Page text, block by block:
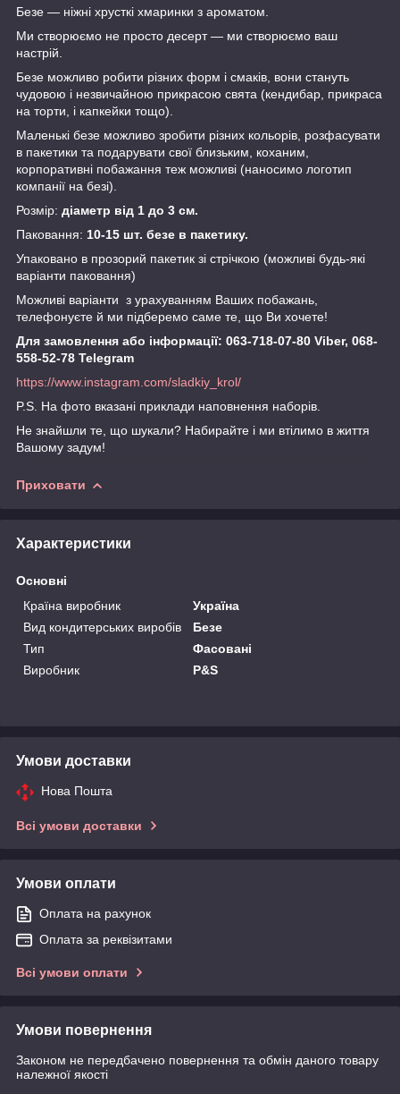
Безе — ніжні хрусткі хмаринки з ароматом.
Ми створюємо не просто десерт — ми створюємо ваш
настрій.
Безе можливо робити різних форм і смаків, вони стануть
чудовою і незвичайною прикрасою свята (кендибар, прикраса
на торти, і капкейки тощо).
Маленькі безе можливо зробити різних кольорів, розфасувати
в пакетики та подарувати свої близьким, коханим,
корпоративні побажання теж можливі (наносимо логотип
компанії на безі).
Розмір: діаметр від 1 до 3 см.
Паковання: 10-15 шт. безе в пакетику.
Упаковано в прозорий пакетик зі стрічкою (можливі будь-які
варіанти паковання)
Можливі варіанти з урахуванням Ваших побажань,
телефонуєте й ми підберемо саме те, що Ви хочете!
Для замовлення або інформації: 063-718-07-80 Viber, 068-
558-52-78 Telegram
https://www.instagram.com/sladkiy_krol/
P.S. На фото вказані приклади наповнення наборів.
Не знайшли те, що шукали? Набирайте і ми втілимо в життя
Вашому задум!
Приховати
Характеристики
Основні
Країна виробник
Україна
Вид кондитерських виробів
Безе
Тип
Фасовані
Виробник
P&S
Умови доставки
Нова Пошта
Всі умови доставки
Умови оплати
Оплата на рахунок
Оплата за реквізитами
Всі умови оплати
Умови повернення
Законом не передбачено повернення та обмін даного товару
належної якості